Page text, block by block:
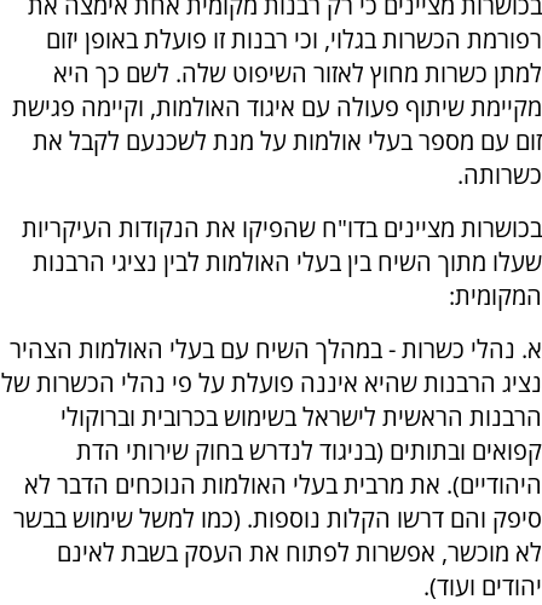
רפורמת הכשרות בגלוי, וכי רבנות זו פועלת באופן יזום
למתן כשרות מחוץ לאזור השיפוט שלה. לשם כך היא
מקיימת שיתוף פעולה עם איגוד האולמות, וקיימה פגישת
זום עם מספר בעלי אולמות על מנת לשכנעם לקבל את
כשרותה.
בכושרות מציינים בדו"ח שהפיקו את הנקודות העיקריות
שעלו מתוך השיח בין בעלי האולמות לבין נציגי הרבנות
המקומית:
א. נהלי כשרות - במהלך השיח עם בעלי האולמות הצהיר
נציג הרבנות שהיא איננה פועלת על פי נהלי הכשרות של
הרבנות הראשית לישראל בשימוש בכרובית וברוקולי
קפואים ובתותים (בניגוד לנדרש בחוק שירותי הדת
היהודיים). את מרבית בעלי האולמות הנוכחים הדבר לא
סיפק והם דרשו הקלות נוספות. (כמו למשל שימוש בבשר
לא מוכשר, אפשרות לפתוח את העסק בשבת לאינם
יהודים ועוד).